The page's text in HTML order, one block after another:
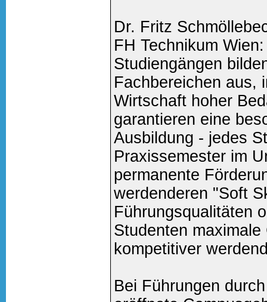
Dr. Fritz
FH Technikum
Studiengängen
Fachbereichen aus,
Wirtschaft hoher
garantieren eine
Ausbildung - jedes
Praxissemester im
permanente
werdenderen "Soft
Führungsqualitäten
Studenten
kompetitiver
Bei Führungen